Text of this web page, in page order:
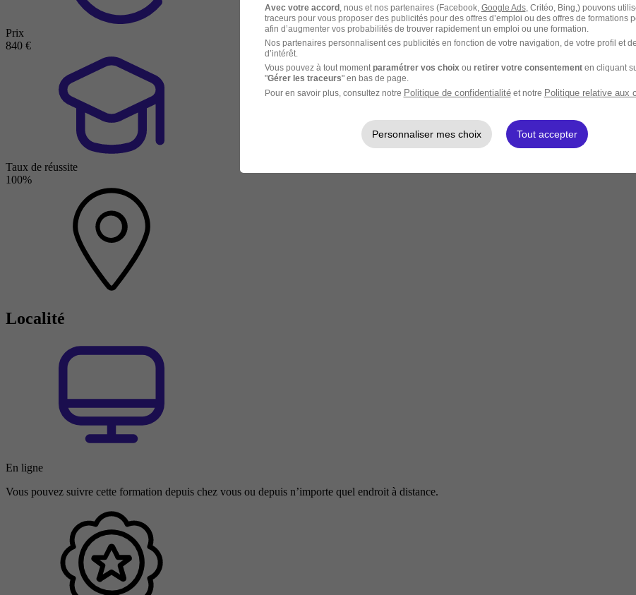
Prix
840 €
Taux de réussite
100%
Localité
En ligne
Vous pouvez suivre cette formation depuis chez vous ou depuis n’importe quel endroit à distance.
Avec votre accord, nous et nos partenaires (Facebook, Google Ads, Critéo, Bing,) pouvons
traceurs pour vous proposer des publicités pour des offres d’emploi ou des offres de formations
afin d’augmenter vos probabilités de trouver rapidement un emploi ou une formation.
Nos partenaires personnalisent ces publicités en fonction de votre navigation, de votre profil et
d’intérêt.
Vous pouvez à tout moment paramétrer vos choix ou retirer votre consentementen cliquant
"Gérer les traceurs" en bas de page.
Pour en savoir plus, consultez notre Politique de confidentialitéet notre Politique relative aux
Personnaliser mes choix Tout accepter